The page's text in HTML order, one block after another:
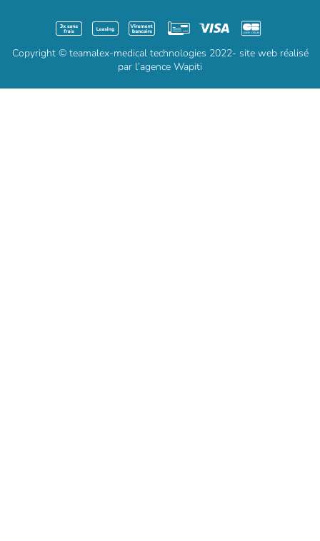
Copyright © teamalex-medical technologies 2022- site web réalisé
par l’agence Wapiti